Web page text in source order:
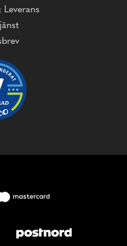
Leverans